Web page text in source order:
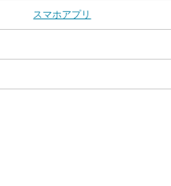
スマホアプリ